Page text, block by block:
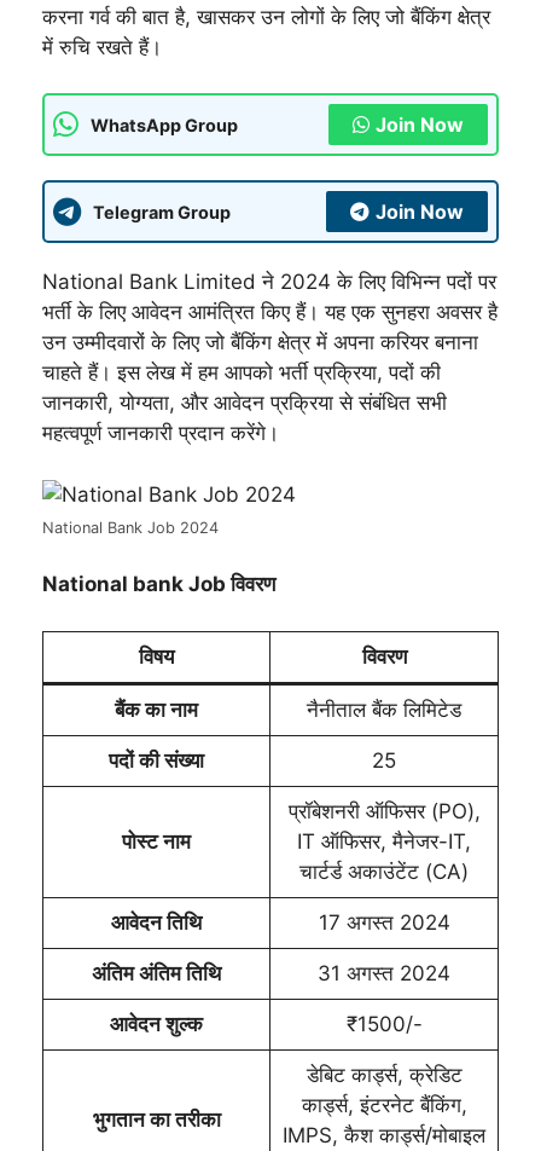
करना गर्व की बात है, खासकर उन लोगों के लिए जो बैंकिंग क्षेत्र
में रुचि रखते हैं।
WhatsApp Group Join Now
Telegram Group Join Now
National Bank Limited ने 2024 के लिए विभिन्न पदों पर
भर्ती के लिए आवेदन आमंत्रित किए हैं। यह एक सुनहरा अवसर है
उन उम्मीदवारों के लिए जो बैंकिंग क्षेत्र में अपना करियर बनाना
चाहते हैं। इस लेख में हम आपको भर्ती प्रक्रिया, पदों की
जानकारी, योग्यता, और आवेदन प्रक्रिया से संबंधित सभी
महत्वपूर्ण जानकारी प्रदान करेंगे।
National Bank Job 2024
National bank Job विवरण
विषय विवरण
बैंक का नाम नैनीताल बैंक लिमिटेड
पदों की संख्या 25
पोस्ट नाम
प्रॉबेशनरी ऑफिसर (PO),
IT ऑफिसर, मैनेजर-IT,
चार्टर्ड अकाउंटेंट (CA)
आवेदन तिथि 17 अगस्त 2024
अंतिम अंतिम तिथि 31 अगस्त 2024
आवेदन शुल्क ₹1500/-
भुगतान का तरीका
डेबिट कार्ड्स, क्रेडिट
कार्ड्स, इंटरनेट बैंकिंग,
IMPS, कैश कार्ड्स/मोबाइल